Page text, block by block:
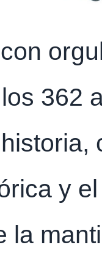
362
y
la